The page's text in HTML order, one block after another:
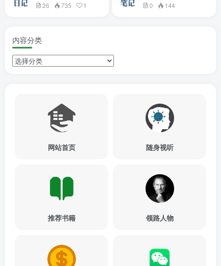
26 735 1 0 144
内容分类
网站首页 随身视听
推荐书籍 领路人物